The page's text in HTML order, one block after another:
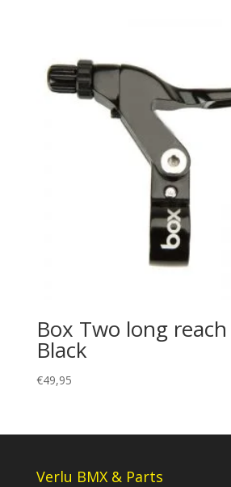
Box Two long
Black
€49,95
Verlu BMX & Parts